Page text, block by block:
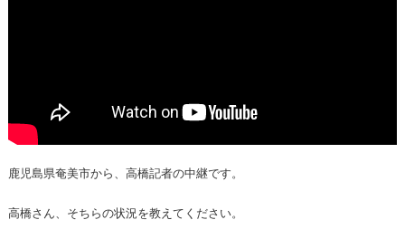
鹿児島県奄美市から、高橋記者の中継です。
高橋さん、そちらの状況を教えてください。